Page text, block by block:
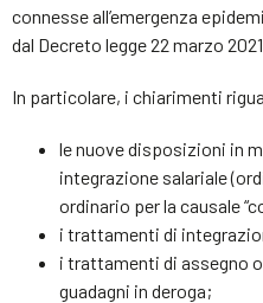
connesse all’emergenza
dal Decreto legge 22 marzo
In particolare, i chiarimenti
le nuove disposizioni in
integrazione salariale
ordinario per la causale
i trattamenti di
i trattamenti di assegno
guadagni in deroga;